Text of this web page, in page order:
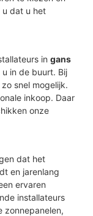
u dat u het
ingans
in de buurt. Bij
snel mogelijk.
inkoop. Daar
onze
dat het
en jarenlang
ervaren
installateurs
zonnepanelen,